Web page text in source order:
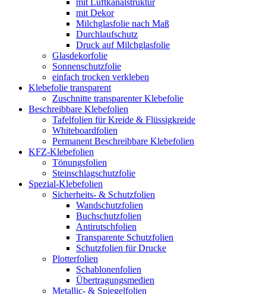
mit Luftkanalstruktur
mit Dekor
Milchglasfolie nach Maß
Durchlaufschutz
Druck auf Milchglasfolie
Glasdekorfolie
Sonnenschutzfolie
einfach trocken verkleben
Klebefolie transparent
Zuschnitte transparenter Klebefolie
Beschreibbare Klebefolien
Tafelfolien für Kreide & Flüssigkreide
Whiteboardfolien
Permanent Beschreibbare Klebefolien
KFZ-Klebefolien
Tönungsfolien
Steinschlagschutzfolie
Spezial-Klebefolien
Sicherheits- & Schutzfolien
Wandschutzfolien
Buchschutzfolien
Antirutschfolien
Transparente Schutzfolien
Schutzfolien für Drucke
Plotterfolien
Schablonenfolien
Übertragungsmedien
Metallic- & Spiegelfolien